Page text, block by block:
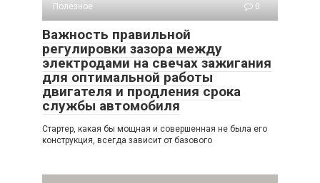
Полезное
0
Важность правильной
регулировки зазора между
электродами на свечах зажигания
для оптимальной работы
двигателя и продления срока
службы автомобиля
Стартер, какая бы мощная и совершенная не была его
конструкция, всегда зависит от базового